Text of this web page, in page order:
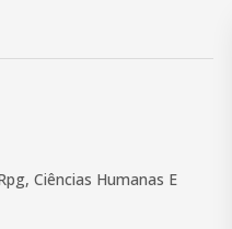
Ciências Humanas E